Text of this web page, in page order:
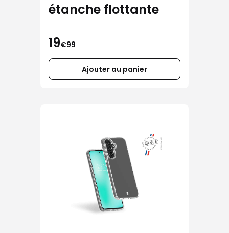
étanche flottante
19€99
Ajouter au panier